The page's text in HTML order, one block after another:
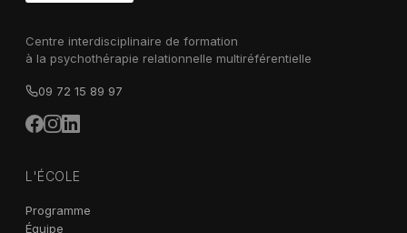
Centre interdisciplinaire de formation
à la psychothérapie relationnelle multiréférentielle
09 72 15 89 97
L'ÉCOLE
Programme
Équipe